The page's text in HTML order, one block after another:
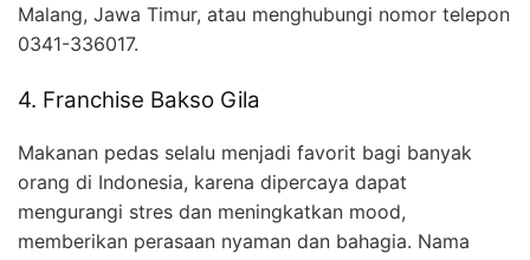
Malang, Jawa Timur, atau menghubungi nomor telepon
0341-336017.
4. Franchise Bakso Gila
Makanan pedas selalu menjadi favorit bagi banyak
orang di Indonesia, karena dipercaya dapat
mengurangi stres dan meningkatkan mood,
memberikan perasaan nyaman dan bahagia. Nama